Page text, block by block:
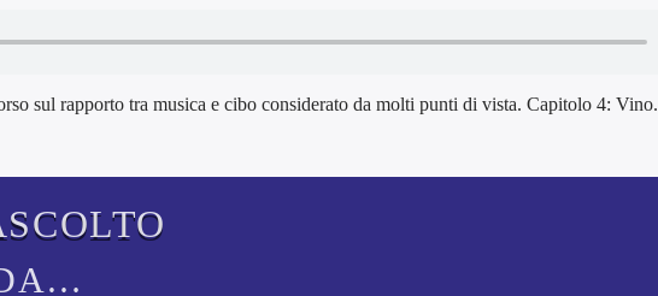
sul rapporto tra musica e cibo considerato da molti punti di vista. Capitolo 4: Vino.